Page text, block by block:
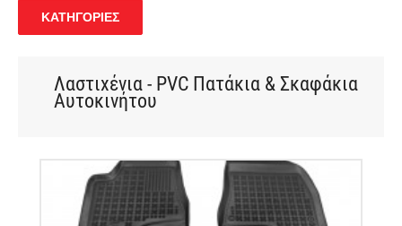
ΚΑΤΗΓΟΡΙΕΣ
Λαστιχένια - PVC Πατάκια & Σκαφάκια
Αυτοκινήτου